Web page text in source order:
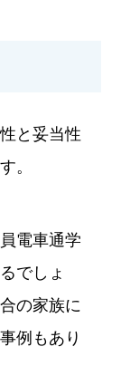
と妥当性
。
電車通学
でしょ
の家族に
例もあり